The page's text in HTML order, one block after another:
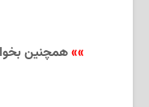
»»همچنین